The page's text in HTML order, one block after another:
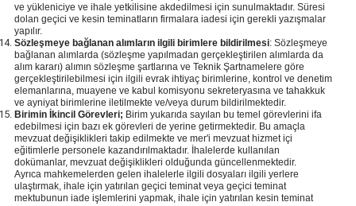
ve yükleniciye ve ihale yetkilisine akdedilmesi için sunulmaktadır. Süresi
dolan geçici ve kesin teminatların firmalara iadesi için gerekli yazışmalar
yapılır.
Sözleşmeye bağlanan alımların ilgili birimlere bildirilmesi: Sözleşmeye
bağlanan alımlarda (sözleşme yapılmadan gerçekleştirilen alımlarda da
alım kararı) alımın sözleşme şartlarına ve Teknik Şartnamelere göre
gerçekleştirilebilmesi için ilgili evrak ihtiyaç birimlerine, kontrol ve denetim
elemanlarına, muayene ve kabul komisyonu sekreteryasına ve tahakkuk
ve ayniyat birimlerine iletilmekte ve/veya durum bildirilmektedir.
Birimin İkincil Görevleri; Birim yukarıda sayılan bu temel görevlerini ifa
edebilmesi için bazı ek görevleri de yerine getirmektedir. Bu amaçla
mevzuat değişiklikleri takip edilmekte ve mer'i mevzuat hizmet içi
eğitimlerle personele kazandırılmaktadır. İhalelerde kullanılan
dokümanlar, mevzuat değişiklikleri olduğunda güncellenmektedir.
Ayrıca mahkemelerden gelen ihalelerle ilgili dosyaları ilgili yerlere
ulaştırmak, ihale için yatırılan geçici teminat veya geçici teminat
mektubunun iade işlemlerini yapmak, ihale için yatırılan kesin teminat